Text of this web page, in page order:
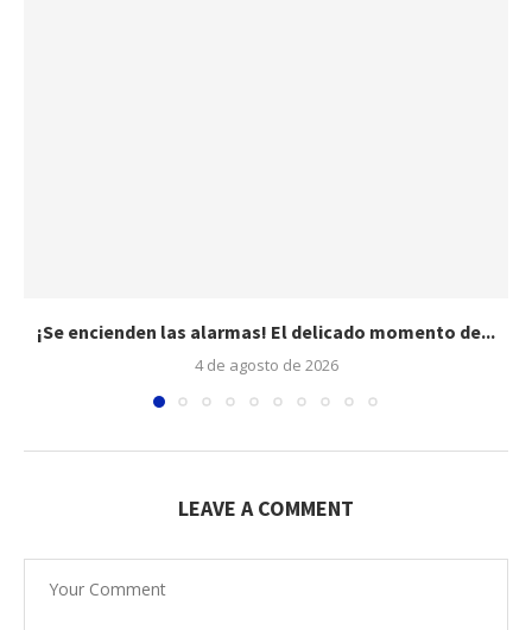
¡Se encienden las alarmas! El delicado momento de...
4 de agosto de 2026
LEAVE A COMMENT